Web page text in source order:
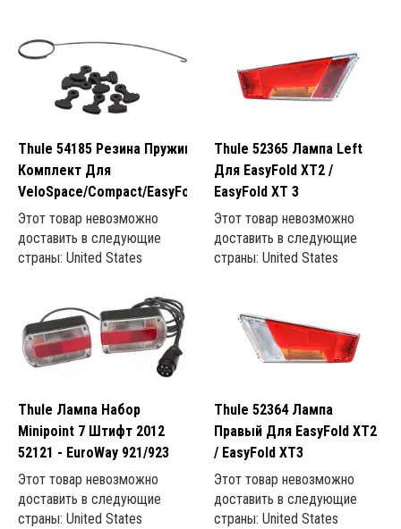
Синий (1)
Металл (1)
Серебряный (101)
Хвостовой фонарь (4)
Приводной блок (1)
Корпус батареи (1)
Задний фонарь (18)
Защитная крышка (2)
Переносная сумка (2)
поддерживать себя в форме, где бы вы ни были.
Thule 54185 Резина Пружина
Комплект Для
VeloSpace/Compact/EasyFold
Этот товар невозможно
доставить в следующие
страны: United States
Thule 52365 Лампа Left
Для EasyFold XT2 /
EasyFold XT 3
Этот товар невозможно
доставить в следующие
страны: United States
Thule Лампа Набор
Minipoint 7 Штифт 2012
52121 - EuroWay 921/923
Этот товар невозможно
доставить в следующие
страны: United States
Thule 52364 Лампа
Правый Для EasyFold XT2
/ EasyFold XT3
Этот товар невозможно
доставить в следующие
страны: United States